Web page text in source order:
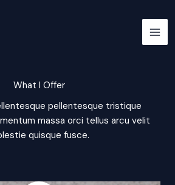
What I Offer
pellentesque tristique
massa orci tellus arcu velit
quisque fusce.